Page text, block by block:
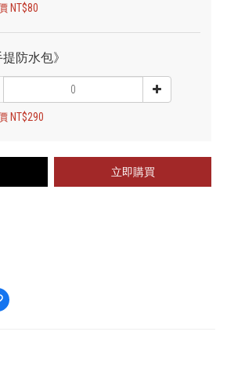
NT$80
防水包》
NT$290
立即購買